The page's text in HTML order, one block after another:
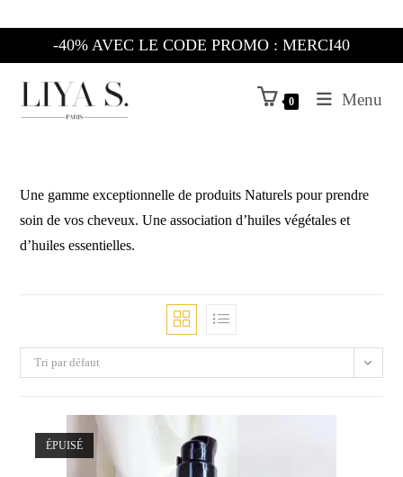
-40% AVEC LE CODE PROMO : MERCI40
0 Menu
Une gamme exceptionnelle de produits Naturels pour prendre
soin de vos cheveux. Une association d’huiles végétales et
d’huiles essentielles.
Tri par défaut
ÉPUISÉ